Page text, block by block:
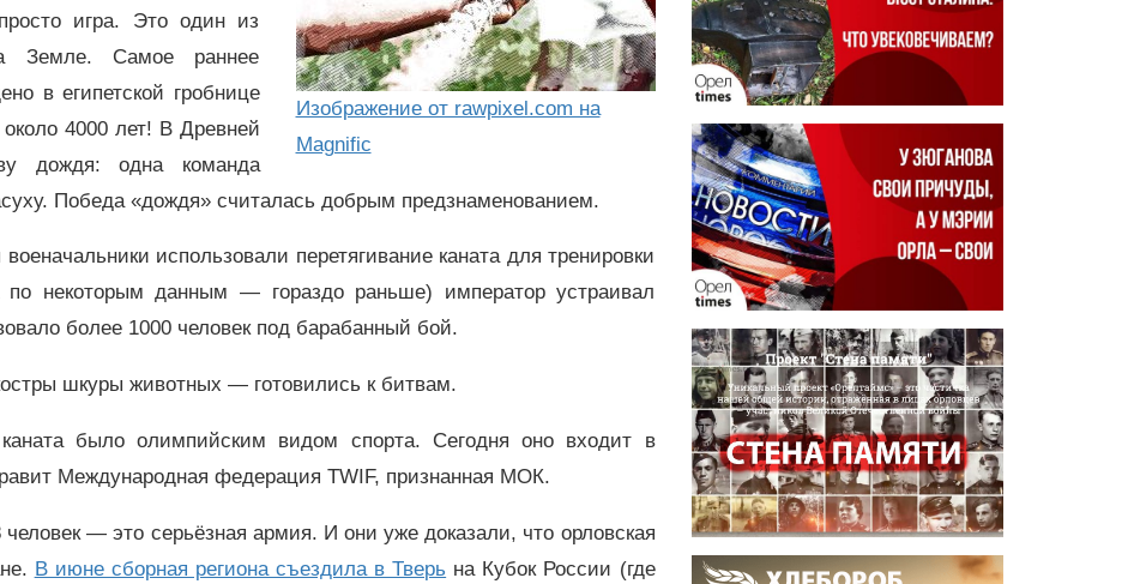
Изображение от rawpixel.com на
Magnific
игра. Это один из
Земле. Самое раннее
в египетской гробнице
4000 лет! В Древней
дождя: одна команда
Победа «дождя» считалась добрым предзнаменованием.
использовали перетягивание каната для тренировки
некоторым данным — гораздо раньше) император устраивал
более 1000 человек под барабанный бой.
шкуры животных — готовились к битвам.
было олимпийским видом спорта. Сегодня оно входит в
Международная федерация TWIF, признанная МОК.
— это серьёзная армия. И они уже доказали, что орловская
В июне сборная региона съездила в Тверь на Кубок России (где